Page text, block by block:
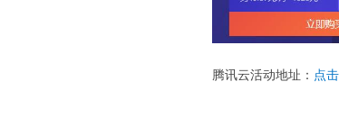
腾讯云活动地址： 点